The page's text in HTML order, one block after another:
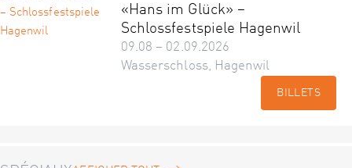
«Hans im Glück» –
Schlossfestspiele Hagenwil
09.08 – 02.09.2026
Wasserschloss, Hagenwil
BILLETS